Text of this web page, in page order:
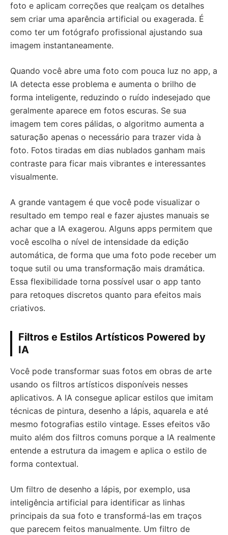
foto e aplicam correções que realçam os detalhes
sem criar uma aparência artificial ou exagerada. É
como ter um fotógrafo profissional ajustando sua
imagem instantaneamente.
Quando você abre uma foto com pouca luz no app, a
IA detecta esse problema e aumenta o brilho de
forma inteligente, reduzindo o ruído indesejado que
geralmente aparece em fotos escuras. Se sua
imagem tem cores pálidas, o algoritmo aumenta a
saturação apenas o necessário para trazer vida à
foto. Fotos tiradas em dias nublados ganham mais
contraste para ficar mais vibrantes e interessantes
visualmente.
A grande vantagem é que você pode visualizar o
resultado em tempo real e fazer ajustes manuais se
achar que a IA exagerou. Alguns apps permitem que
você escolha o nível de intensidade da edição
automática, de forma que uma foto pode receber um
toque sutil ou uma transformação mais dramática.
Essa flexibilidade torna possível usar o app tanto
para retoques discretos quanto para efeitos mais
criativos.
Filtros e Estilos Artísticos Powered by
IA
Você pode transformar suas fotos em obras de arte
usando os filtros artísticos disponíveis nesses
aplicativos. A IA consegue aplicar estilos que imitam
técnicas de pintura, desenho a lápis, aquarela e até
mesmo fotografias estilo vintage. Esses efeitos vão
muito além dos filtros comuns porque a IA realmente
entende a estrutura da imagem e aplica o estilo de
forma contextual.
Um filtro de desenho a lápis, por exemplo, usa
inteligência artificial para identificar as linhas
principais da sua foto e transformá-las em traços
que parecem feitos manualmente. Um filtro de